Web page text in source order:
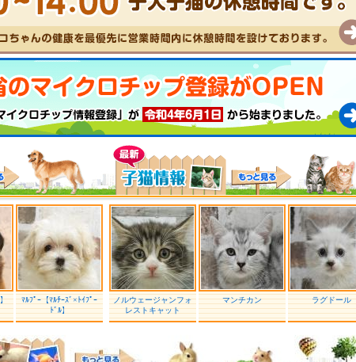
ﾏﾙﾌﾟｰ【ﾏﾙﾁｰｽﾞ×ﾄｲﾌﾟｰ
ﾄﾞﾙ】
ノルウェージャンフォ
レストキャット
マンチカン ラグドール